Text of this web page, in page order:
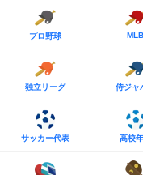
プロ野球 MLB
独立リーグ 侍ジャ
サッカー代表 高校